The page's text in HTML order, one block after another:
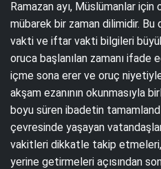
Ramazan ayı, Müslümanlar
mübarek bir zaman dilimidir. Bu
vakti ve iftar vakti bilgileri
oruca başlanılan zamanı
içme sona erer ve oruç
akşam ezanının okunmasıyla
boyu süren ibadetin
çevresinde yaşayan
vakitleri dikkatle takip
yerine getirmeleri açısından